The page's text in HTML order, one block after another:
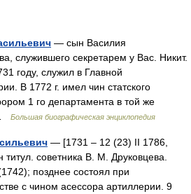
— сын Василия
служившего секретарем у Вас. Никит.
году, служил в Главной
В 1772 г. имел чин статского
1 го департамента в той же
Большая биографическая энциклопедия
— [1731 – 12 (23) II 1786,
советника В. М. Друковцева.
позднее состоял при
с чином асессора артиллерии. 9